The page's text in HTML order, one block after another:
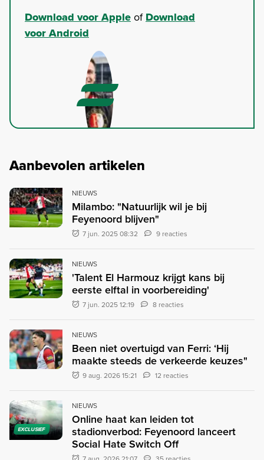
Download voor AppleofDownload
voor Android
Aanbevolen artikelen
NIEUWS
Milambo: "Natuurlijk wil je bij
Feyenoord blijven"
7 jun. 2025 08:32 9 reacties
NIEUWS
'Talent El Harmouz krijgt kans bij
eerste elftal in voorbereiding'
7 jun. 2025 12:19 8 reacties
NIEUWS
Been niet overtuigd van Ferri: ‘Hij
maakte steeds de verkeerde keuzes"
9 aug. 2026 15:21 12 reacties
EXCLUSIEF
NIEUWS
Online haat kan leiden tot
stadionverbod: Feyenoord lanceert
Social Hate Switch Off